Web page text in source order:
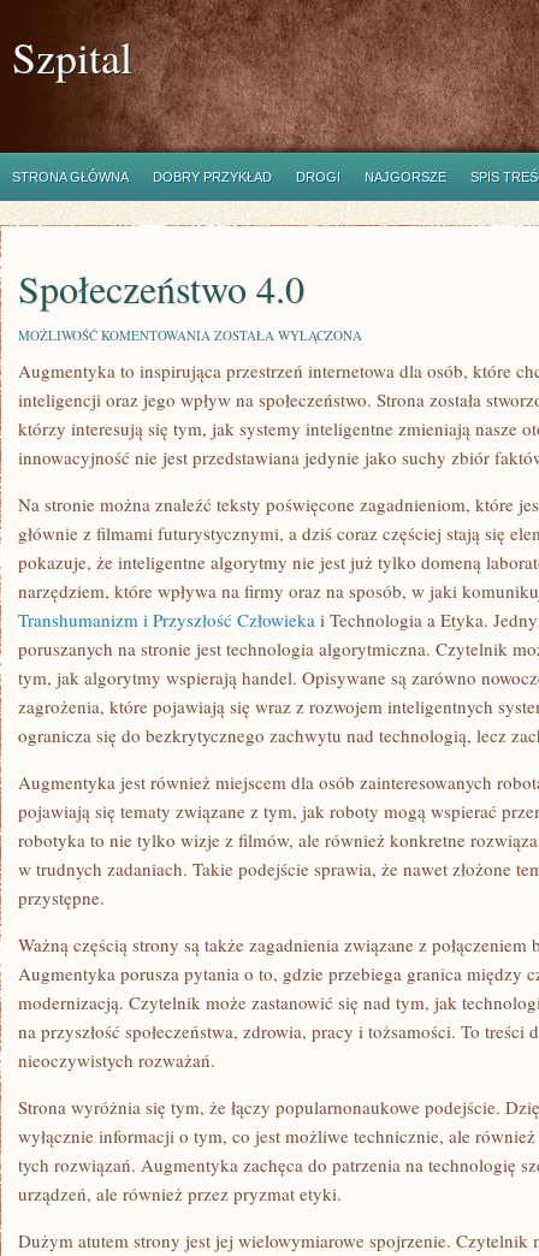
Szpital
STRONA GŁÓWNA DOBRY PRZYKŁAD DROGI NAJGORSZE SPIS
Społeczeństwo 4.0
MOŻLIWOŚĆ KOMENTOWANIA SPOŁECZEŃSTWO
ZOSTAŁA WYŁĄCZONA
Augmentyka to inspirująca przestrzeń internetowa dla osób, które
inteligencji oraz jego wpływ na społeczeństwo. Strona została
którzy interesują się tym, jak systemy inteligentne zmieniają nasze
innowacyjność nie jest przedstawiana jedynie jako suchy zbiór
Na stronie można znaleźć teksty poświęcone zagadnieniom, które
głównie z filmami futurystycznymi, a dziś coraz częściej stają się
pokazuje, że inteligentne algorytmy nie jest już tylko domeną
narzędziem, które wpływa na firmy oraz na sposób, w jaki
Transhumanizm i Przyszłość Człowieka i Technologia a Etyka.
poruszanych na stronie jest technologia algorytmiczna. Czytelnik
tym, jak algorytmy wspierają handel. Opisywane są zarówno
zagrożenia, które pojawiają się wraz z rozwojem inteligentnych
ogranicza się do bezkrytycznego zachwytu nad technologią, lecz
Augmentyka jest również miejscem dla osób zainteresowanych
pojawiają się tematy związane z tym, jak roboty mogą wspierać
robotyka to nie tylko wizje z filmów, ale również konkretne
w trudnych zadaniach. Takie podejście sprawia, że nawet złożone
przystępne.
Ważną częścią strony są także zagadnienia związane z
Augmentyka porusza pytania o to, gdzie przebiega granica między
modernizacją. Czytelnik może zastanowić się nad tym, jak
na przyszłość społeczeństwa, zdrowia, pracy i tożsamości. To treści
nieoczywistych rozważań.
Strona wyróżnia się tym, że łączy popularnonaukowe podejście.
wyłącznie informacji o tym, co jest możliwe technicznie, ale
tych rozwiązań. Augmentyka zachęca do patrzenia na technologię
urządzeń, ale również przez pryzmat etyki.
Dużym atutem strony jest jej wielowymiarowe spojrzenie. Czytelnik